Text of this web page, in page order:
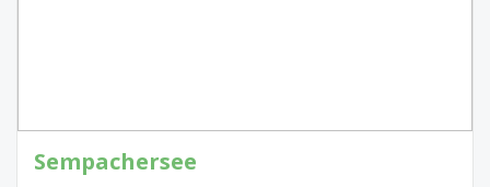
Sempachersee